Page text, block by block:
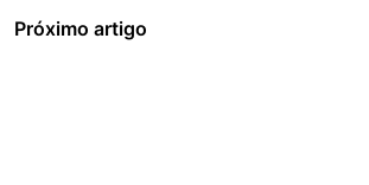
Próximo artigo